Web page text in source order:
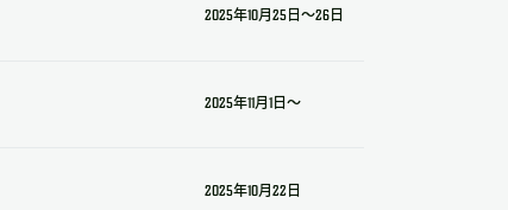
2025年10月25日～26日
2025年11月1日～
2025年10月22日